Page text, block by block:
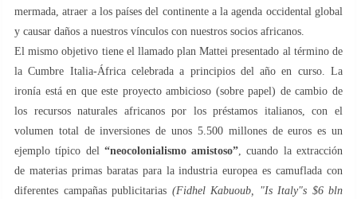
mermada, atraer a los países del continente a la agenda occidental global
y causar daños a nuestros vínculos con nuestros socios africanos.
El mismo objetivo tiene el llamado plan Mattei presentado al término de
la Cumbre Italia-África celebrada a principios del año en curso. La
ironía está en que este proyecto ambicioso (sobre papel) de cambio de
los recursos naturales africanos por los préstamos italianos, con el
volumen total de inversiones de unos 5.500 millones de euros es un
ejemplo típico del “neocolonialismo amistoso” , cuando la extracción
de materias primas baratas para la industria europea es camuflada con
diferentes campañas publicitarias (Fidhel Kabuoub, "Is Italy"s $6 bln